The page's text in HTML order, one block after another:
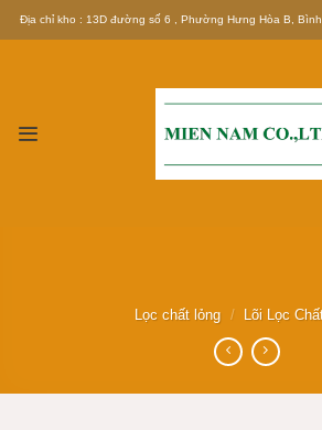
Địa chỉ kho : 13D đường số 6 , Phường Hưng Hòa B,
Lọc chất lỏng / Lõi Lọc